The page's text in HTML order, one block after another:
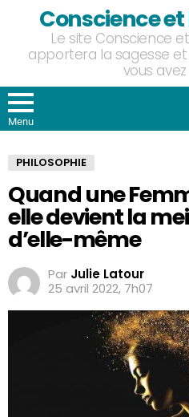
Conscience et
Le site Conscience
apportera la sagesse
vous
Menu
PHILOSOPHIE
Quand une
elle devient la
d’elle-même
Par Julie Latour
25 avril 2022, 7h07